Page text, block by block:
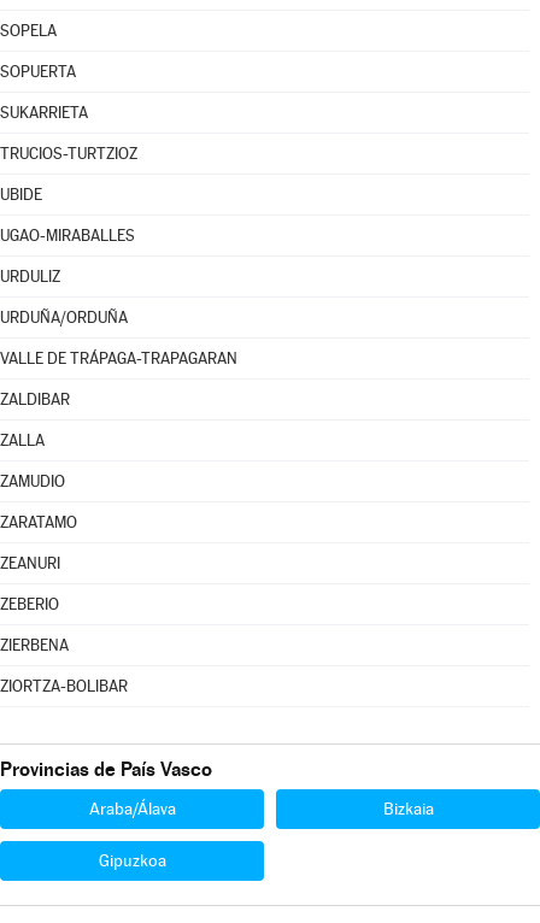
SOPELA
SOPUERTA
SUKARRIETA
TRUCIOS-TURTZIOZ
UBIDE
UGAO-MIRABALLES
URDULIZ
URDUÑA/ORDUÑA
VALLE DE TRÁPAGA-TRAPAGARAN
ZALDIBAR
ZALLA
ZAMUDIO
ZARATAMO
ZEANURI
ZEBERIO
ZIERBENA
ZIORTZA-BOLIBAR
Provincias de País Vasco
Araba/Álava Bizkaia
Gipuzkoa